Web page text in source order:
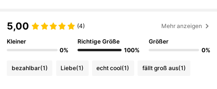
4,83 3M Follower
5,00 (4) Mehr anzeigen
Kleiner
0%
Richtige Größe
100%
Größer
0%
bezahlbar(1) Liebe(1) echt cool(1) fällt groß aus(1)